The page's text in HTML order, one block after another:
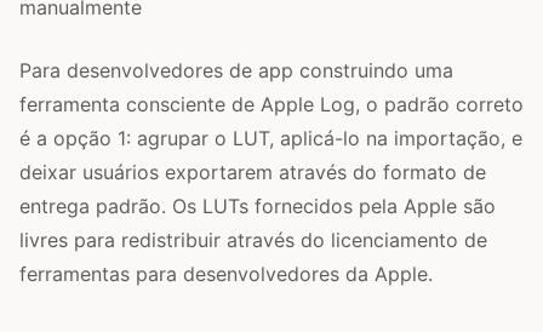
manualmente
Para desenvolvedores de app construindo uma
ferramenta consciente de Apple Log, o padrão correto
é a opção 1: agrupar o LUT, aplicá-lo na importação, e
deixar usuários exportarem através do formato de
entrega padrão. Os LUTs fornecidos pela Apple são
livres para redistribuir através do licenciamento de
ferramentas para desenvolvedores da Apple.